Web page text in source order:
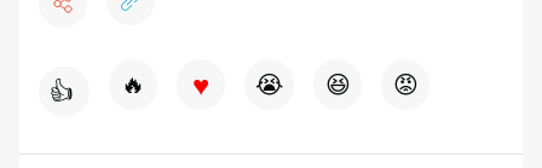
👍 🔥 ♥ 😭 😆 😡